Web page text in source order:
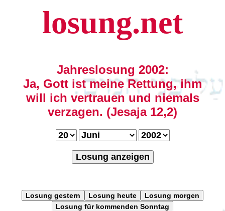
losung.net
Jahreslosung 2002:
Ja, Gott ist meine Rettung, ihm
will ich vertrauen und niemals
verzagen. (Jesaja 12,2)
Losung anzeigen
Losung gestern Losung heute
Losung morgen
Losung für kommenden Sonntag